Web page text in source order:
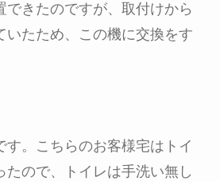
できたのですが、取付けから
いたため、この機に交換をす
す。こちらのお客様宅はトイ
たので、トイレは手洗い無し